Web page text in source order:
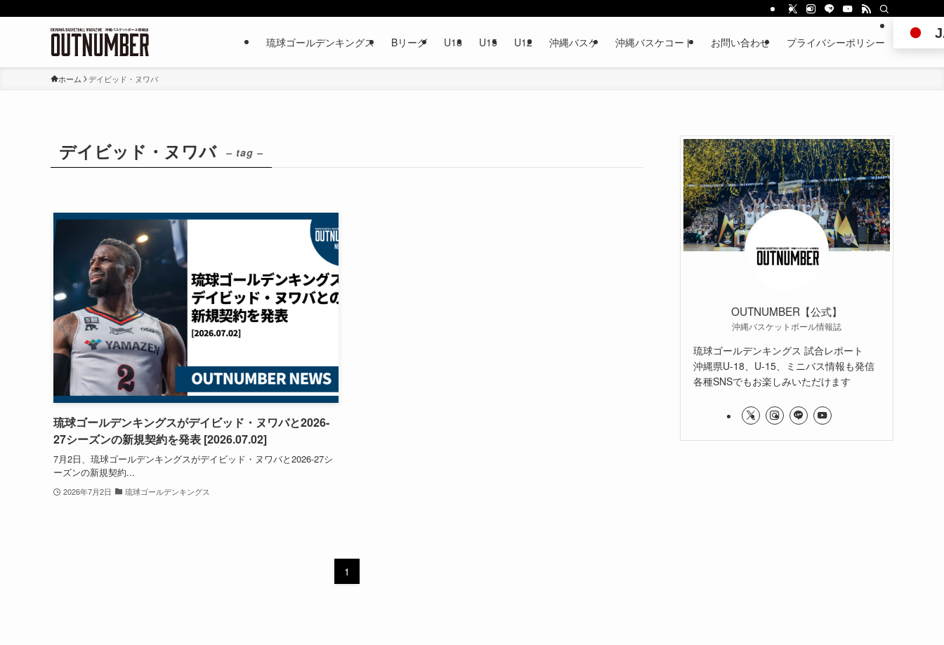
琉球ゴールデンキングス Bリーグ U18 U15 U12 沖縄バスケ 沖縄バスケコート お問い合わせ プライバシーポリシー
ホーム デイビッド・ヌワバ
デイビッド・ヌワバ – tag –
琉球ゴールデンキングスがデイビッド・ヌワバと2026-
27シーズンの新規契約を発表 [2026.07.02]
7月2日、琉球ゴールデンキングスがデイビッド・ヌワバと2026-27シ
ーズンの新規契約...
2026年7月2日 琉球ゴールデンキングス
1
OUTNUMBER【公式】
沖縄バスケットボール情報誌
琉球ゴールデンキングス 試合レポート
沖縄県U-18、U-15、ミニバス情報も発信
各種SNSでもお楽しみいただけます